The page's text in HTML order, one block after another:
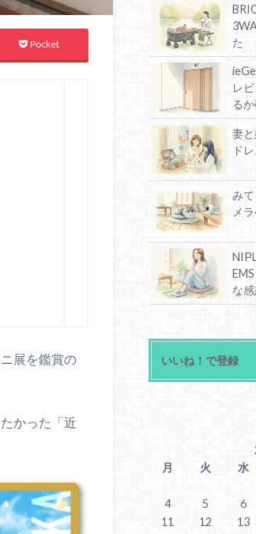
Pocket
展を鑑賞の
かった「近
た
レ
る
妻
ド
み
メ
な
いいね！で登録
月
火 水
4
5 6
11
12 13